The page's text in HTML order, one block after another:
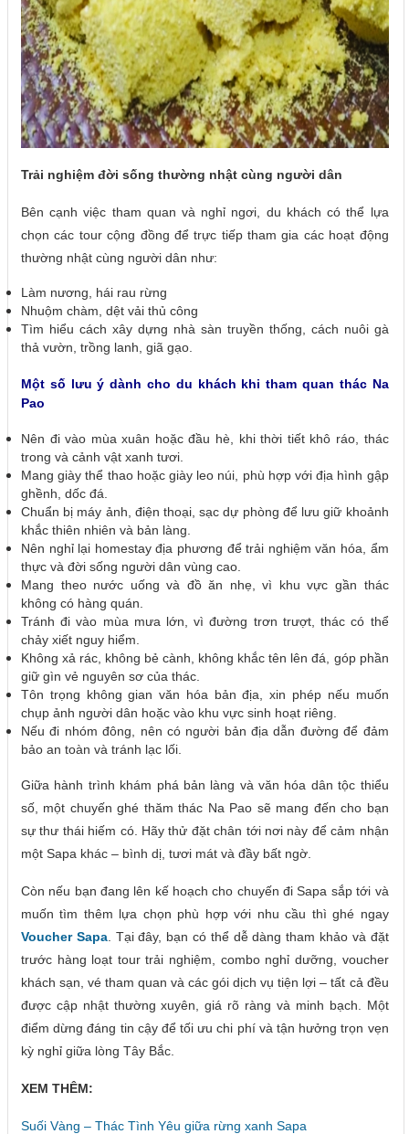
Trải nghiệm đời sống thường nhật cùng người dân
Bên cạnh việc tham quan và nghỉ ngơi, du khách có thể lựa
chọn các tour cộng đồng để trực tiếp tham gia các hoạt động
thường nhật cùng người dân như:
Làm nương, hái rau rừng
Nhuộm chàm, dệt vải thủ công
Tìm hiểu cách xây dựng nhà sàn truyền thống, cách nuôi gà
thả vườn, trồng lanh, giã gạo.
Một số lưu ý dành cho du khách khi tham quan thác Na
Pao
Nên đi vào mùa xuân hoặc đầu hè, khi thời tiết khô ráo, thác
trong và cảnh vật xanh tươi.
Mang giày thể thao hoặc giày leo núi, phù hợp với địa hình gập
ghềnh, dốc đá.
Chuẩn bị máy ảnh, điện thoại, sạc dự phòng để lưu giữ khoảnh
khắc thiên nhiên và bản làng.
Nên nghỉ lại homestay địa phương để trải nghiệm văn hóa, ẩm
thực và đời sống người dân vùng cao.
Mang theo nước uống và đồ ăn nhẹ, vì khu vực gần thác
không có hàng quán.
Tránh đi vào mùa mưa lớn, vì đường trơn trượt, thác có thể
chảy xiết nguy hiểm.
Không xả rác, không bẻ cành, không khắc tên lên đá, góp phần
giữ gìn vẻ nguyên sơ của thác.
Tôn trọng không gian văn hóa bản địa, xin phép nếu muốn
chụp ảnh người dân hoặc vào khu vực sinh hoạt riêng.
Nếu đi nhóm đông, nên có người bản địa dẫn đường để đảm
bảo an toàn và tránh lạc lối.
Giữa hành trình khám phá bản làng và văn hóa dân tộc thiểu
số, một chuyến ghé thăm thác Na Pao sẽ mang đến cho bạn
sự thư thái hiếm có. Hãy thử đặt chân tới nơi này để cảm nhận
một Sapa khác – bình dị, tươi mát và đầy bất ngờ.
Còn nếu bạn đang lên kế hoạch cho chuyến đi Sapa sắp tới và
muốn tìm thêm lựa chọn phù hợp với nhu cầu thì ghé ngay
Voucher Sapa. Tại đây, bạn có thể dễ dàng tham khảo và đặt
trước hàng loạt tour trải nghiệm, combo nghỉ dưỡng, voucher
khách sạn, vé tham quan và các gói dịch vụ tiện lợi – tất cả đều
được cập nhật thường xuyên, giá rõ ràng và minh bạch. Một
điểm dừng đáng tin cậy để tối ưu chi phí và tận hưởng trọn vẹn
kỳ nghỉ giữa lòng Tây Bắc.
XEM THÊM:
Suối Vàng – Thác Tình Yêu giữa rừng xanh Sapa